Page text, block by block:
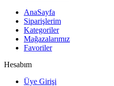
AnaSayfa
Siparişlerim
Kategoriler
Mağazalarımız
Favoriler
Hesabım
Üye Girişi